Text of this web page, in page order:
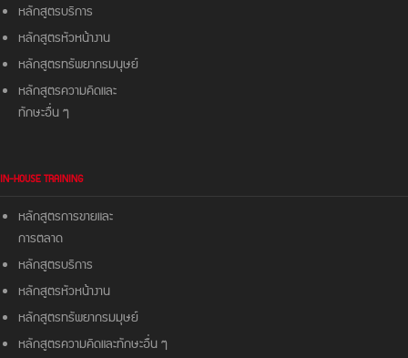
หลักสูตรบริการ
หลักสูตรหัวหน้างาน
หลักสูตรทรัพยากรมนุษย์
หลักสูตรความคิดและ
ทักษะอื่น ๆ
IN-HOUSE TRAINING
หลักสูตรการขายและ
การตลาด
หลักสูตรบริการ
หลักสูตรหัวหน้างาน
หลักสูตรทรัพยากรมมุษย์
หลักสูตรความคิดและทักษะอื่น ๆ